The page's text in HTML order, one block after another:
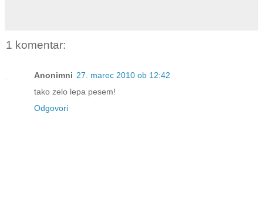
1 komentar:
Anonimni 27. marec 2010 ob 12:42
tako zelo lepa pesem!
Odgovori